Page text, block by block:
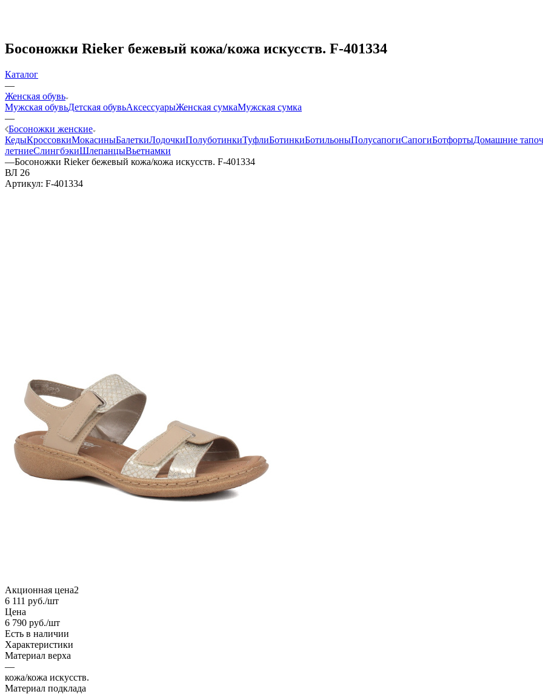
Босоножки Rieker бежевый кожа/кожа искусств. F-401334
Каталог
—
Женская обувь
Мужская обувьДетская обувьАксессуарыЖенская сумкаМужская сумка
—
Босоножки женские
КедыКроссовкиМокасиныБалеткиЛодочкиПолуботинкиТуфлиБотинкиБотильоныПолусапогиСапогиБотфортыДомашние
летниеСлингбэкиШлепанцыВьетнамки
—Босоножки Rieker бежевый кожа/кожа искусств. F-401334
ВЛ 26
Артикул: F-401334
Акционная цена2
6 111 руб./шт
Цена
6 790 руб./шт
Есть в наличии
Характеристики
Материал верха
—
кожа/кожа искусств.
Материал подклада